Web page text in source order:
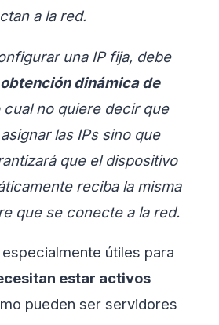
a la red.
una IP fija, debe
dinámica de
no quiere decir que
las IPs sino que
que el dispositivo
reciba la misma
que se conecte a la red.
útiles para
estar activos
pueden ser servidores